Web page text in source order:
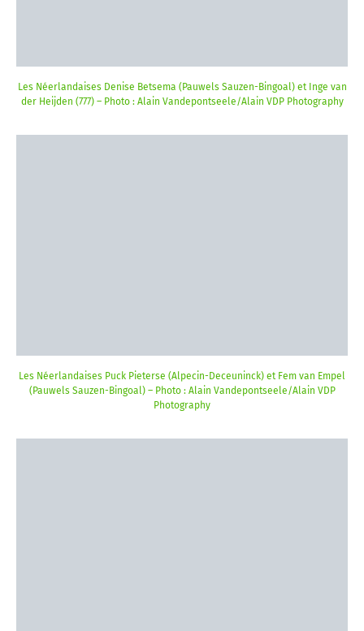
Les Néerlandaises Denise Betsema (Pauwels Sauzen-Bingoal) et Inge van
der Heijden (777) – Photo : Alain Vandepontseele/Alain VDP Photography
Les Néerlandaises Puck Pieterse (Alpecin-Deceuninck) et Fem van Empel
(Pauwels Sauzen-Bingoal) – Photo : Alain Vandepontseele/Alain VDP
Photography